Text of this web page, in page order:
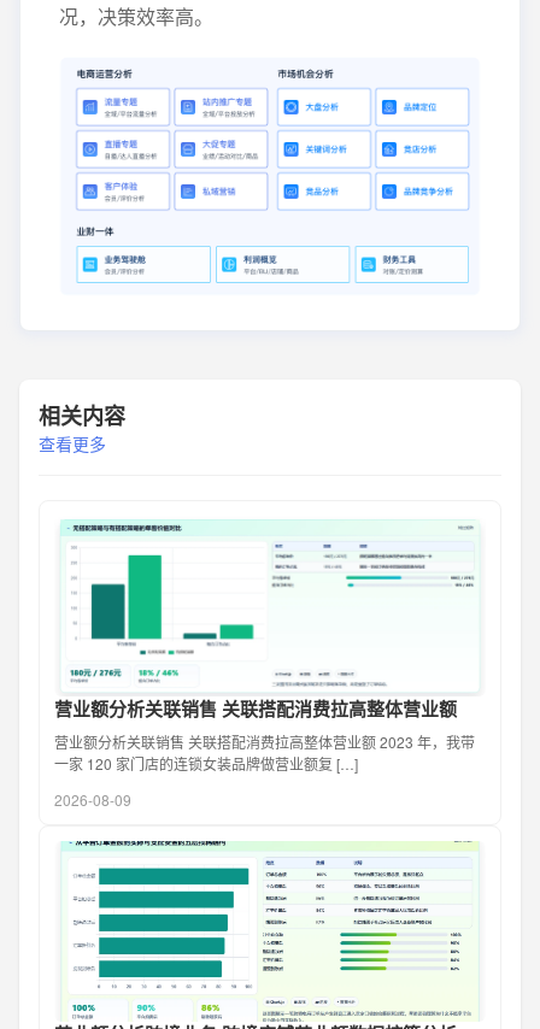
况，决策效率高。
相关内容
查看更多
营业额分析关联销售 关联搭配消费拉高整体营业额
营业额分析关联销售 关联搭配消费拉高整体营业额 2023 年，我带
一家 120 家门店的连锁女装品牌做营业额复 […]
2026-08-09